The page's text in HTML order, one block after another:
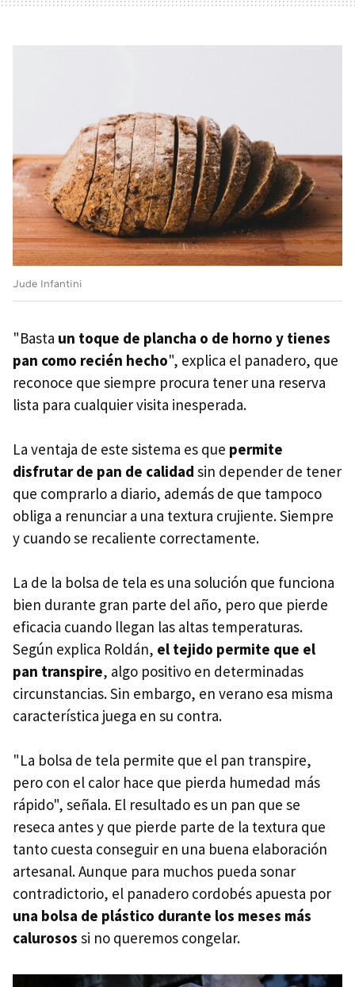
Jude Infantini
"Basta un toque de plancha o de horno y tienes
pan como recién hecho", explica el panadero, que
reconoce que siempre procura tener una reserva
lista para cualquier visita inesperada.
La ventaja de este sistema es que permite
disfrutar de pan de calidad sin depender de tener
que comprarlo a diario, además de que tampoco
obliga a renunciar a una textura crujiente. Siempre
y cuando se recaliente correctamente.
La de la bolsa de tela es una solución que funciona
bien durante gran parte del año, pero que pierde
eficacia cuando llegan las altas temperaturas.
Según explica Roldán, el tejido permite que el
pan transpire, algo positivo en determinadas
circunstancias. Sin embargo, en verano esa misma
característica juega en su contra.
"La bolsa de tela permite que el pan transpire,
pero con el calor hace que pierda humedad más
rápido", señala. El resultado es un pan que se
reseca antes y que pierde parte de la textura que
tanto cuesta conseguir en una buena elaboración
artesanal. Aunque para muchos pueda sonar
contradictorio, el panadero cordobés apuesta por
una bolsa de plástico durante los meses más
calurosos si no queremos congelar.